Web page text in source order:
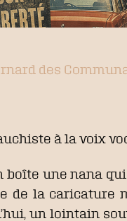
des
à la voix
boîte une nana
de la
un lointain